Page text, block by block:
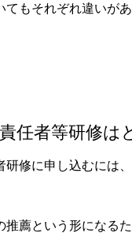
てもそれぞれ違いが
任者等研修は
研修に申し込むには
推薦という形になる